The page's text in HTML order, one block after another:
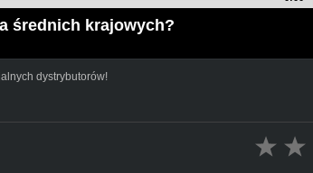
średnich krajowych?
dystrybutorów!